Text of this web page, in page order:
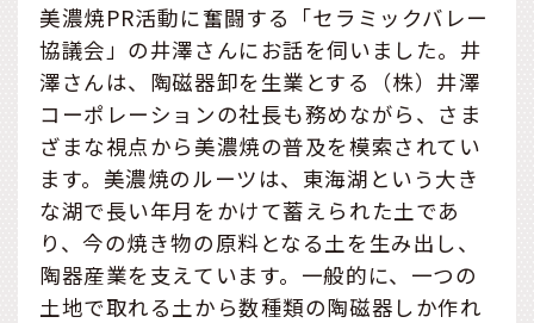
美濃焼PR活動に奮闘する「セラミックバレー
協議会」の井澤さんにお話を伺いました。井
澤さんは、陶磁器卸を生業とする（株）井澤
コーポレーションの社長も務めながら、さま
ざまな視点から美濃焼の普及を模索されてい
ます。美濃焼のルーツは、東海湖という大き
な湖で長い年月をかけて蓄えられた土であ
り、今の焼き物の原料となる土を生み出し、
陶器産業を支えています。一般的に、一つの
土地で取れる土から数種類の陶磁器しか作れ